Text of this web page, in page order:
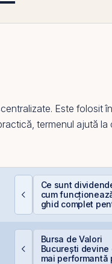
Este folosit
termenul ajută
Ce sunt
cum
ghid complet
investitori în
Bursa de Valori
București devine
mai performantă